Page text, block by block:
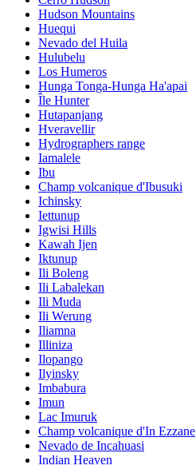
Hudson Mountains
Huequi
Nevado del Huila
Hulubelu
Los Humeros
Hunga Tonga-Hunga Ha'apai
Île Hunter
Hutapanjang
Hveravellir
Hydrographers range
Iamalele
Ibu
Champ volcanique d'Ibusuki
Ichinsky
Iettunup
Igwisi Hills
Kawah Ijen
Iktunup
Ili Boleng
Ili Labalekan
Ili Muda
Ili Werung
Iliamna
Illiniza
Ilopango
Ilyinsky
Imbabura
Imun
Lac Imuruk
Champ volcanique d'In Ezzane
Nevado de Incahuasi
Indian Heaven